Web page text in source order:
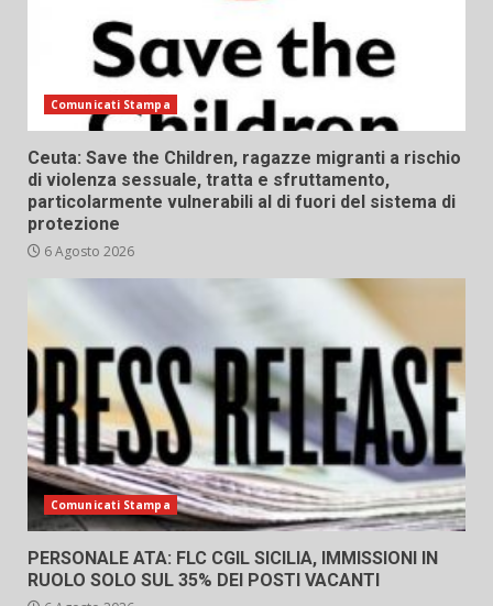
Comunicati Stampa
Ceuta: Save the Children, ragazze migranti a rischio
di violenza sessuale, tratta e sfruttamento,
particolarmente vulnerabili al di fuori del sistema di
protezione
6 Agosto 2026
Comunicati Stampa
PERSONALE ATA: FLC CGIL SICILIA, IMMISSIONI IN
RUOLO SOLO SUL 35% DEI POSTI VACANTI